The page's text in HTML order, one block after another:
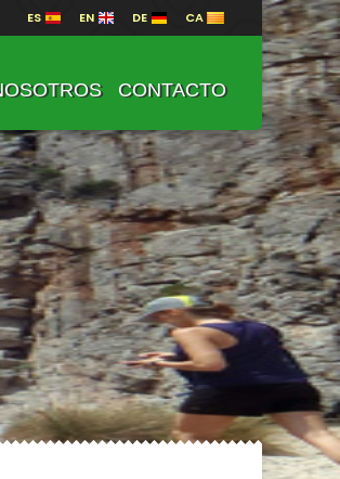
ES EN DE CA
CONTACTO